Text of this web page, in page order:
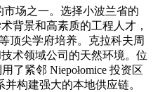
场之一。选择小波兰省的
背景和高素质的工程人才，
顶尖学府培养。克拉科夫周
术领域公司的天然环境。位
了紧邻 Niepołomice 投资区
构建强大的本地供应链。